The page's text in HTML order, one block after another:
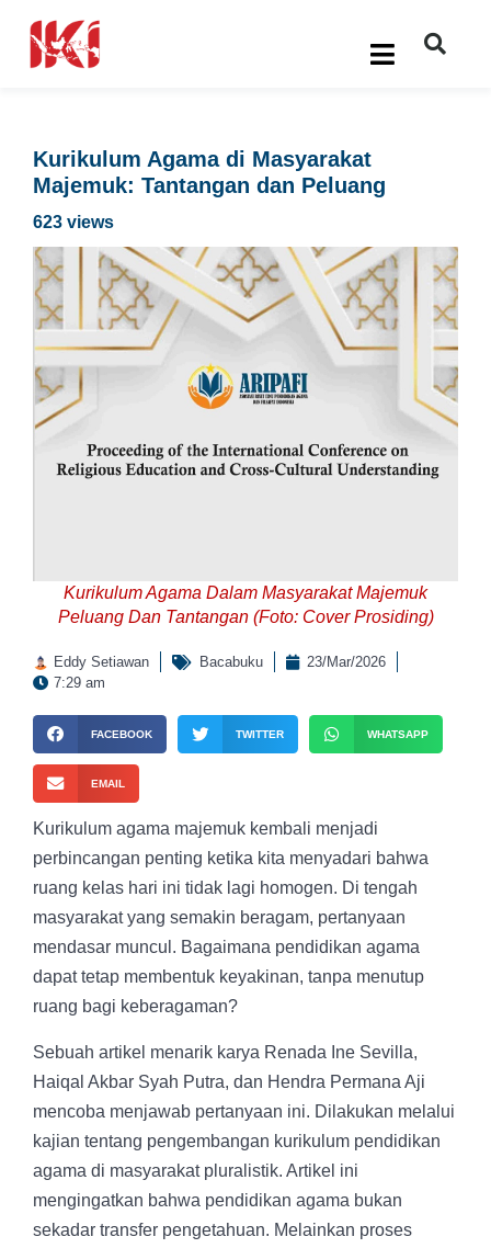
Kurikulum Agama di Masyarakat
Majemuk: Tantangan dan Peluang
623 views
Kurikulum Agama Dalam Masyarakat Majemuk
Peluang Dan Tantangan (Foto: Cover Prosiding)
Eddy Setiawan Bacabuku
23/Mar/2026
7:29 am
FACEBOOK TWITTER WHATSAPP
EMAIL
Kurikulum agama majemuk kembali menjadi
perbincangan penting ketika kita menyadari bahwa
ruang kelas hari ini tidak lagi homogen. Di tengah
masyarakat yang semakin beragam, pertanyaan
mendasar muncul. Bagaimana pendidikan agama
dapat tetap membentuk keyakinan, tanpa menutup
ruang bagi keberagaman?
Sebuah artikel menarik karya Renada Ine Sevilla,
Haiqal Akbar Syah Putra, dan Hendra Permana Aji
mencoba menjawab pertanyaan ini. Dilakukan melalui
kajian tentang pengembangan kurikulum pendidikan
agama di masyarakat pluralistik. Artikel ini
mengingatkan bahwa pendidikan agama bukan
sekadar transfer pengetahuan. Melainkan proses